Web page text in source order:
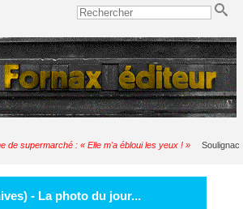
de supermarché : « Elle m'a ébloui les yeux ! » Soulignac
- La photo du jour...